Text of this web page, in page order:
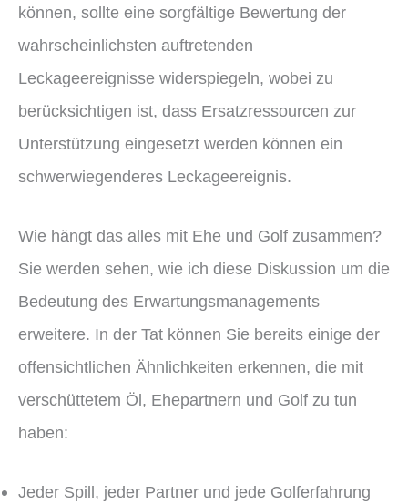
können, sollte eine sorgfältige Bewertung der
wahrscheinlichsten auftretenden
Leckageereignisse widerspiegeln, wobei zu
berücksichtigen ist, dass Ersatzressourcen zur
Unterstützung eingesetzt werden können ein
schwerwiegenderes Leckageereignis.
Wie hängt das alles mit Ehe und Golf zusammen?
Sie werden sehen, wie ich diese Diskussion um die
Bedeutung des Erwartungsmanagements
erweitere. In der Tat können Sie bereits einige der
offensichtlichen Ähnlichkeiten erkennen, die mit
verschüttetem Öl, Ehepartnern und Golf zu tun
haben:
Jeder Spill, jeder Partner und jede Golferfahrung